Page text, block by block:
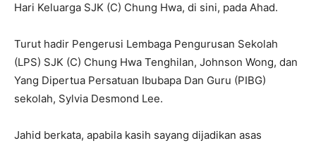
Hari Keluarga SJK (C) Chung Hwa, di sini, pada Ahad.
Turut hadir Pengerusi Lembaga Pengurusan Sekolah
(LPS) SJK (C) Chung Hwa Tenghilan, Johnson Wong, dan
Yang Dipertua Persatuan Ibubapa Dan Guru (PIBG)
sekolah, Sylvia Desmond Lee.
Jahid berkata, apabila kasih sayang dijadikan asas